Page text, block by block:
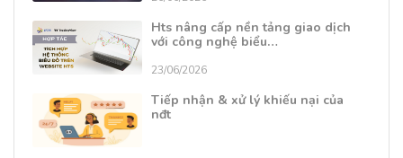
Hts nâng cấp nền tảng giao dịch
với công nghệ biểu…
23/06/2026
Tiếp nhận & xử lý khiếu nại của
nđt